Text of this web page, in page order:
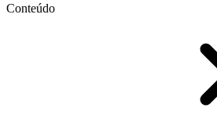
Conteúdo